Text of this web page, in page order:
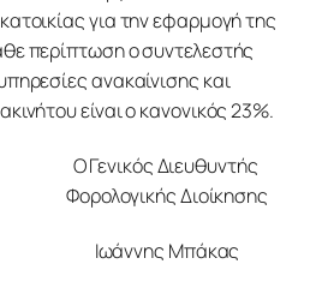
για την εφαρμογή της
περίπτωση ο συντελεστής
ανακαίνισης και
είναι ο κανονικός 23%.
Ο Γενικός Διευθυντής
Φορολογικής Διοίκησης
Ιωάννης Μπάκας